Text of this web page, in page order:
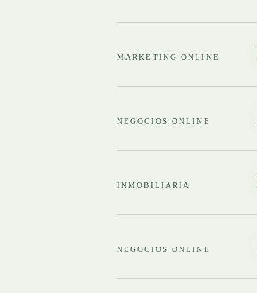
MARKETING ONLINE
NEGOCIOS ONLINE
INMOBILIARIA
NEGOCIOS ONLINE